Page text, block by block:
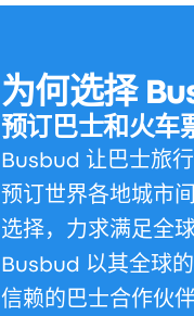
为何选择
预订巴士和火车
Busbud 让巴士旅
预订世界各地城市
选择，力求满足全
Busbud 以其全球
信赖的巴士合作伙